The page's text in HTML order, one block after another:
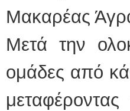
Μακαρέας
Μετά την
ομάδες από